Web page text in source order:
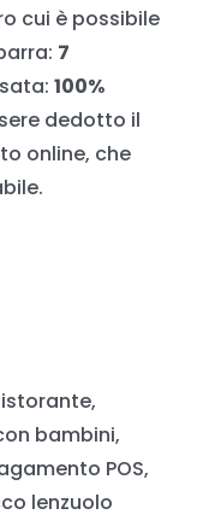
cui è possibile
7
100%
dedotto il
online, che
bambini,
POS,
lenzuolo